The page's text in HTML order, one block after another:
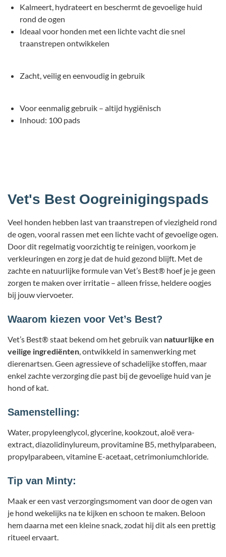
Kalmeert, hydrateert en beschermt de gevoelige huid
rond de ogen
Ideaal voor honden met een lichte vacht die snel
traanstrepen ontwikkelen
Zacht, veilig en eenvoudig in gebruik
Voor eenmalig gebruik – altijd hygiënisch
Inhoud: 100 pads
Vet's Best Oogreinigingspads
Veel honden hebben last van traanstrepen of viezigheid rond
de ogen, vooral rassen met een lichte vacht of gevoelige ogen.
Door dit regelmatig voorzichtig te reinigen, voorkom je
verkleuringen en zorg je dat de huid gezond blijft. Met de
zachte en natuurlijke formule van Vet’s Best® hoef je je geen
zorgen te maken over irritatie – alleen frisse, heldere oogjes
bij jouw viervoeter.
Waarom kiezen voor Vet’s Best?
Vet’s Best® staat bekend om het gebruik van natuurlijke en
veilige ingrediënten, ontwikkeld in samenwerking met
dierenartsen. Geen agressieve of schadelijke stoffen, maar
enkel zachte verzorging die past bij de gevoelige huid van je
hond of kat.
Samenstelling:
Water, propyleenglycol, glycerine, kookzout, aloë vera-
extract, diazolidinylureum, provitamine B5, methylparabeen,
propylparabeen, vitamine E-acetaat, cetrimoniumchloride.
Tip van Minty:
Maak er een vast verzorgingsmoment van door de ogen van
je hond wekelijks na te kijken en schoon te maken. Beloon
hem daarna met een kleine snack, zodat hij dit als een prettig
ritueel ervaart.